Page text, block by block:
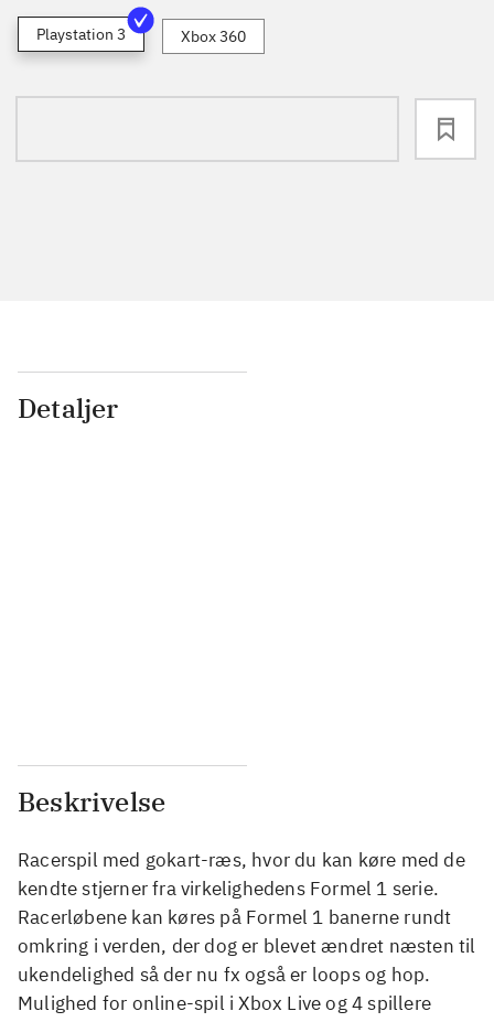
Playstation 3 Xbox 360
Detaljer
Beskrivelse
Racerspil med gokart-ræs, hvor du kan køre med de
kendte stjerner fra virkelighedens Formel 1 serie.
Racerløbene kan køres på Formel 1 banerne rundt
omkring i verden, der dog er blevet ændret næsten til
ukendelighed så der nu fx også er loops og hop.
Mulighed for online-spil i Xbox Live og 4 spillere